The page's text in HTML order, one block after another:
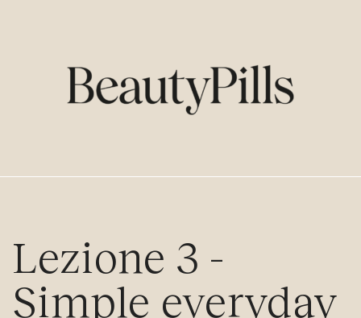
Lezione 3 -
Simple everyday